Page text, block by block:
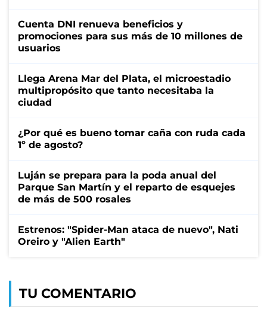
Cuenta DNI renueva beneficios y
promociones para sus más de 10 millones de
usuarios
Llega Arena Mar del Plata, el microestadio
multipropósito que tanto necesitaba la
ciudad
¿Por qué es bueno tomar caña con ruda cada
1º de agosto?
Luján se prepara para la poda anual del
Parque San Martín y el reparto de esquejes
de más de 500 rosales
Estrenos: "Spider-Man ataca de nuevo", Nati
Oreiro y "Alien Earth"
TU COMENTARIO